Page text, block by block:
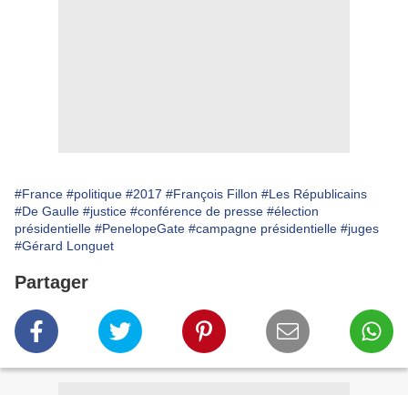
#France #politique #2017 #François Fillon #Les Républicains
#De Gaulle #justice #conférence de presse #élection
présidentielle #PenelopeGate #campagne présidentielle #juges
#Gérard Longuet
Partager